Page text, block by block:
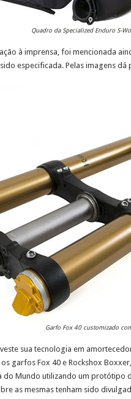
Quadro da Specialized Enduro S-
à imprensa, foi mencionada
especificada. Pelas imagens
Garfo Fox 40 customizado
sua tecnologia em
garfos Fox 40 e Rockshox
do Mundo utilizando um protótipo
as mesmas tenham sido